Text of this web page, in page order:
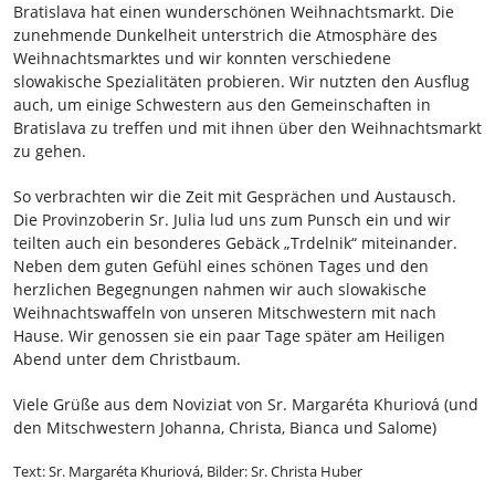
Bratislava hat einen wunderschönen Weihnachtsmarkt. Die
zunehmende Dunkelheit unterstrich die Atmosphäre des
Weihnachtsmarktes und wir konnten verschiedene
slowakische Spezialitäten probieren. Wir nutzten den Ausflug
auch, um einige Schwestern aus den Gemeinschaften in
Bratislava zu treffen und mit ihnen über den Weihnachtsmarkt
zu gehen.
So verbrachten wir die Zeit mit Gesprächen und Austausch.
Die Provinzoberin Sr. Julia lud uns zum Punsch ein und wir
teilten auch ein besonderes Gebäck „Trdelnik“ miteinander.
Neben dem guten Gefühl eines schönen Tages und den
herzlichen Begegnungen nahmen wir auch slowakische
Weihnachtswaffeln von unseren Mitschwestern mit nach
Hause. Wir genossen sie ein paar Tage später am Heiligen
Abend unter dem Christbaum.
Viele Grüße aus dem Noviziat von Sr. Margaréta Khuriová (und
den Mitschwestern Johanna, Christa, Bianca und Salome)
Text: Sr. Margaréta Khuriová, Bilder: Sr. Christa Huber